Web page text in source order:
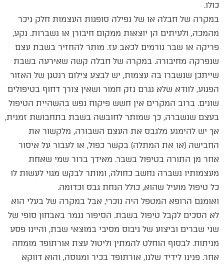
כולו.
במקרה של חבלה או של נפילה סופגות העצמות חלק ניכר
מהמכה, ולעיתים הן יוצאות ממקום חיבורן או נשברות. נקע,
פריקה או שבר גורמים לכאב עז. מותר להחזיר בשבת עצם
שנפרקה מחיבורה. במקרה של חבלה קשה שאירעה בשבת
שייתכן שנשברו בה עצמות, יש לבצע צילום רנטגן של האזור
הפגוע, לוודא שלא נגרם נזק חמור ושאין צורך דחוף בטיפולים
שונים. ברוב המקרים אין חשש פיקוח נפש בהשהיית הטיפול
בעצם שנשברה, כך שמותר לחובשה בשבת בתחבושת זמנית,
אך יש להימנע מלגבס את העצם השבורה, מלקשור את
החבישה (או את המתלה) בקשר כפול, או לעבור על איסור
אחר מן התורה בטיפול בשבר. מאידך ברור שמי שאחת
מעצמותיו נשברה נחשב כחולה, ומותר לבקש מגוי לעשות לו
כל טיפול מועיל שהוא, כולל הנחת גבס וכדומה.
ואומנם הרופא המטפל היה נוכרי, אבל במקרה של בעלי הוא
לא הסכים לקבל טיפול בשבת. הסיפור נגמר באבחון סופי של
שני שברים וביצוע של גיבוס מסיבי במוצאי שבת, והיינו פסע
מניתוח. לבסוף הוחלט להמתין וליטול עצת אורתופד מומחה
אחר. פנינו לידיד שלנו, אורתופד בכיר ומנוסה, והוא דווקא